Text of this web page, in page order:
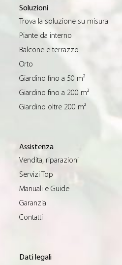
Soluzioni
Trova la soluzione su misura
Piante da interno
Balcone e terrazzo
Orto
Giardino fino a 50 m²
Giardino fino a 200 m²
Giardino oltre 200 m²
Assistenza
Vendita, riparazioni
Servizi Top
Manuali e Guide
Garanzia
Contatti
Dati legali